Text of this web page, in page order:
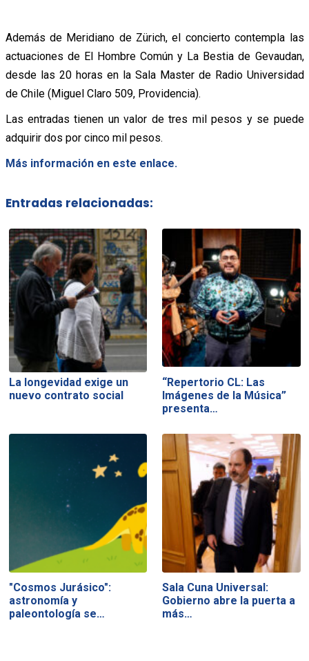
Además de Meridiano de Zürich, el concierto contempla las
actuaciones de El Hombre Común y La Bestia de Gevaudan,
desde las 20 horas en la Sala Master de Radio Universidad
de Chile (Miguel Claro 509, Providencia).
Las entradas tienen un valor de tres mil pesos y se puede
adquirir dos por cinco mil pesos.
Más información en este enlace.
Entradas relacionadas:
La longevidad exige un
nuevo contrato social
“Repertorio CL: Las
Imágenes de la Música”
presenta…
"Cosmos Jurásico":
astronomía y
paleontología se…
Sala Cuna Universal:
Gobierno abre la puerta a
más…